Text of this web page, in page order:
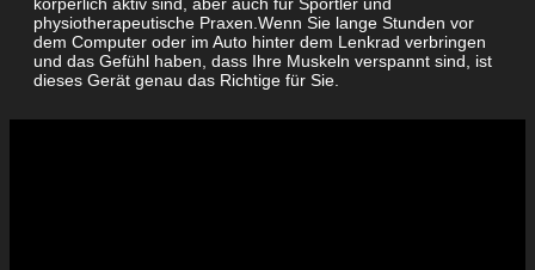
physiotherapeutische Praxen.Wenn Sie lange Stunden vor
dem Computer oder im Auto hinter dem Lenkrad verbringen
und das Gefühl haben, dass Ihre Muskeln verspannt sind, ist
dieses Gerät genau das Richtige für Sie.